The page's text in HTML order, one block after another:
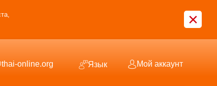
×
online.org Язык Мой аккаунт